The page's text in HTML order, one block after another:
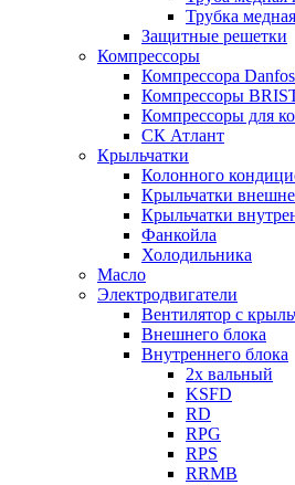
Трубка
Защитные решетки
Компрессоры
Компрессора
Компрессоры
Компрессоры для
СК Атлант
Крыльчатки
Колонного
Крыльчатки
Крыльчатки
Фанкойла
Холодильника
Масло
Электродвигатели
Вентилятор с
Внешнего блока
Внутреннего блока
2х вальный
KSFD
RD
RPG
RPS
RRMB